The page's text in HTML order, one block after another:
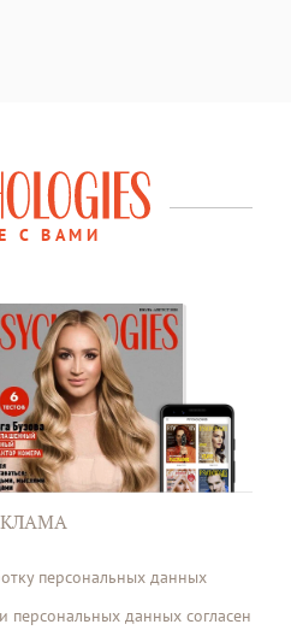
С ВАМИ
персональных данных
персональных данных согласен